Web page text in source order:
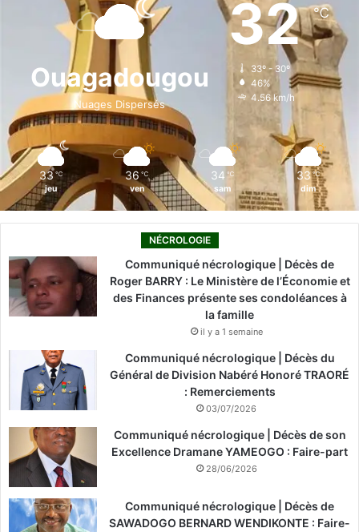
b
o
k
i
n
a
g
r
o
k
Ouagadougou
Nuages Dispersés
32℃
33º - 30º
46%
4.56 km/h
33 ℃
jeu
36 ℃
ven
34 ℃
sam
33 ℃
dim
NÉCROLOGIE
Communiqué nécrologique | Décès de
Roger BARRY : Le Ministère de l’Économie et
des Finances présente ses condoléances à
la famille
il y a 1 semaine
Communiqué nécrologique | Décès du
Général de Division Nabéré Honoré TRAORÉ
: Remerciements
03/07/2026
Communiqué nécrologique | Décès de son
Excellence Dramane YAMEOGO : Faire-part
28/06/2026
Communiqué nécrologique | Décès de
SAWADOGO BERNARD WENDIKONTE : Faire-